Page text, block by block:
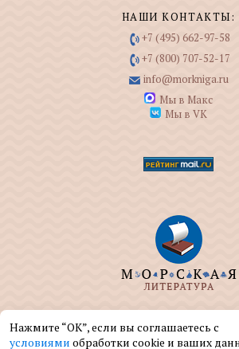
НАШИ КОНТАКТЫ:
+7 (495) 662-97-58
+7 (800) 707-52-17
info@morkniga.ru
Мы в Макс
Мы в VK
ООО "МОРКНИГА" занимается
реализацией книг на морскую
Нажмите “ОК”, если вы соглашаетесь с
условиями обработки cookie и ваших